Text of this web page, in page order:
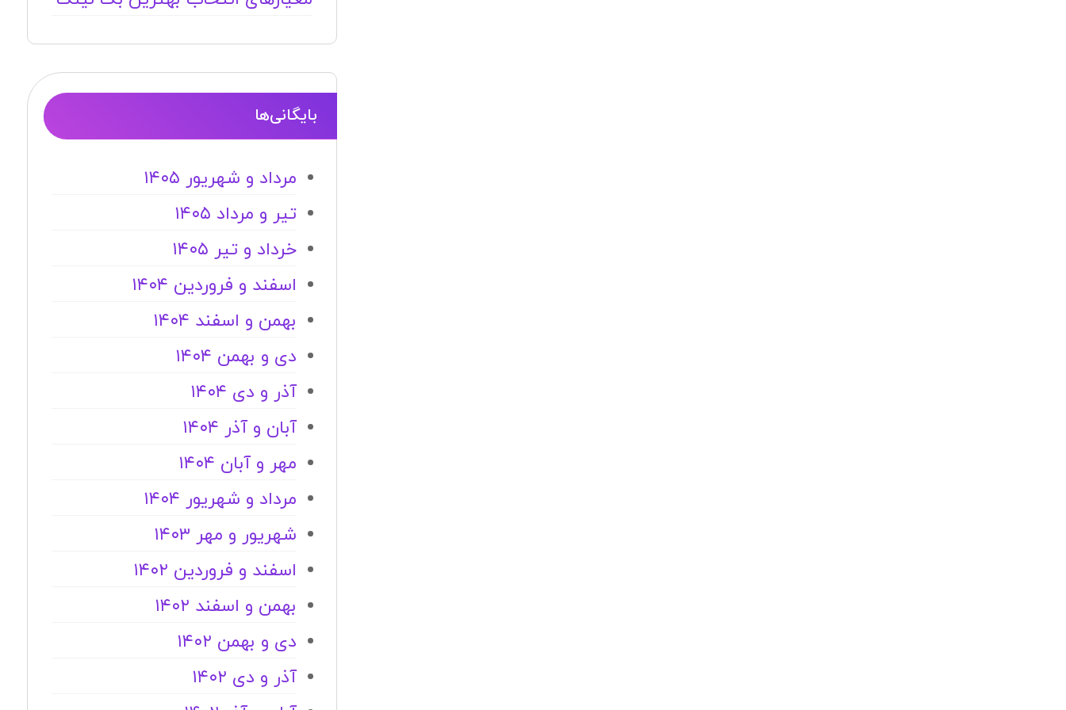
بایگانی‌ها
مرداد و شهریور ۱۴۰۵
تیر و مرداد ۱۴۰۵
خرداد و تیر ۱۴۰۵
اسفند و فروردین ۱۴۰۴
بهمن و اسفند ۱۴۰۴
دی و بهمن ۱۴۰۴
آذر و دی ۱۴۰۴
آبان و آذر ۱۴۰۴
مهر و آبان ۱۴۰۴
مرداد و شهریور ۱۴۰۴
شهریور و مهر ۱۴۰۳
اسفند و فروردین ۱۴۰۲
بهمن و اسفند ۱۴۰۲
دی و بهمن ۱۴۰۲
آذر و دی ۱۴۰۲